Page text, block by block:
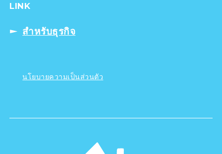
LINK
สำหรับธุรกิจ
นโยบายความเป็นส่วนตัว